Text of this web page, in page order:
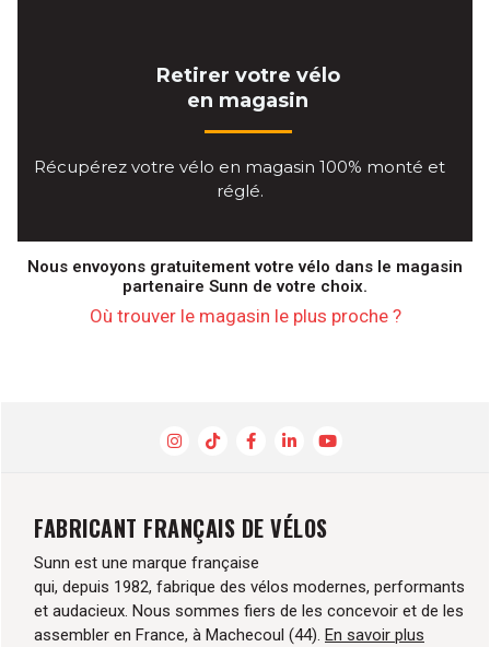
Retirer votre vélo
en magasin
Récupérez votre vélo en magasin 100% monté et
réglé.
Nous envoyons gratuitement votre vélo dans le magasin
partenaire Sunn de votre choix.
Où trouver le magasin le plus proche ?
FABRICANT FRANÇAIS DE VÉLOS
Sunn est une marque française
qui, depuis 1982, fabrique des vélos modernes, performants
et audacieux. Nous sommes fiers de les concevoir et de les
assembler en France, à Machecoul (44). En savoir plus